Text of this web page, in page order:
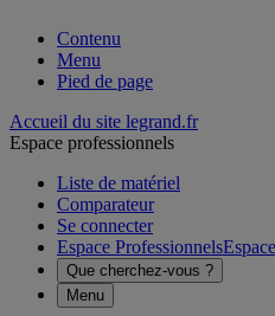
Contenu
Menu
Pied de page
Accueil du site legrand.fr
Espace professionnels
Liste de matériel
Comparateur
Se connecter
Espace Professionnels
Que cherchez-vous ?
Menu